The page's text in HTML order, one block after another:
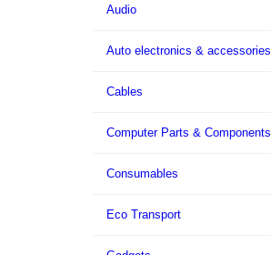
Audio
Auto electronics & accessories
Cables
Computer Parts & Components
Consumables
Eco Transport